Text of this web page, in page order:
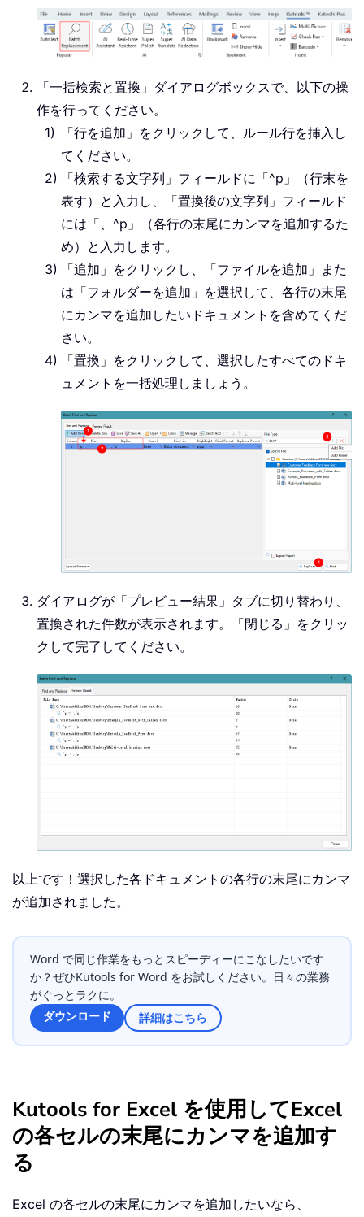
「一括検索と置換」ダイアログボックスで、以下の操
作を行ってください。
「行を追加」をクリックして、ルール行を挿入し
てください。
「検索する文字列」フィールドに「^p」（行末を
表す）と入力し、「置換後の文字列」フィールド
には「、^p」（各行の末尾にカンマを追加するた
め）と入力します。
「追加」をクリックし、「ファイルを追加」また
は「フォルダーを追加」を選択して、各行の末尾
にカンマを追加したいドキュメントを含めてくだ
さい。
「置換」をクリックして、選択したすべてのドキ
ュメントを一括処理しましょう。
ダイアログが「プレビュー結果」タブに切り替わり、
置換された件数が表示されます。「閉じる」をクリッ
クして完了してください。
以上です！選択した各ドキュメントの各行の末尾にカンマ
が追加されました。
Word で同じ作業をもっとスピーディーにこなしたいです
か？ぜひKutools for Word をお試しください。日々の業務
がぐっとラクに。
ダウンロード
詳細はこちら
Kutools for Excel を使用してExcel
の各セルの末尾にカンマを追加す
る
Excel の各セルの末尾にカンマを追加したいなら、